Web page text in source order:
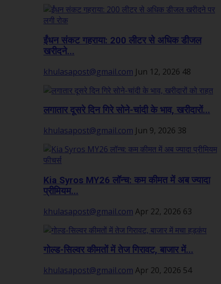
ईंधन संकट गहराया: 200 लीटर से अधिक डीजल
खरीदने...
khulasapost@gmail.com Jun 12, 2026 48
लगातार दूसरे दिन गिरे सोने-चांदी के भाव, खरीदारों...
khulasapost@gmail.com Jun 9, 2026 38
Kia Syros MY26 लॉन्च: कम कीमत में अब ज्यादा
प्रीमियम...
khulasapost@gmail.com Apr 22, 2026 63
गोल्ड-सिल्वर कीमतों में तेज गिरावट, बाजार में...
khulasapost@gmail.com Apr 20, 2026 54